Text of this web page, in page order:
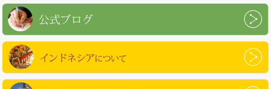
公式ブログ
インドネシアについて